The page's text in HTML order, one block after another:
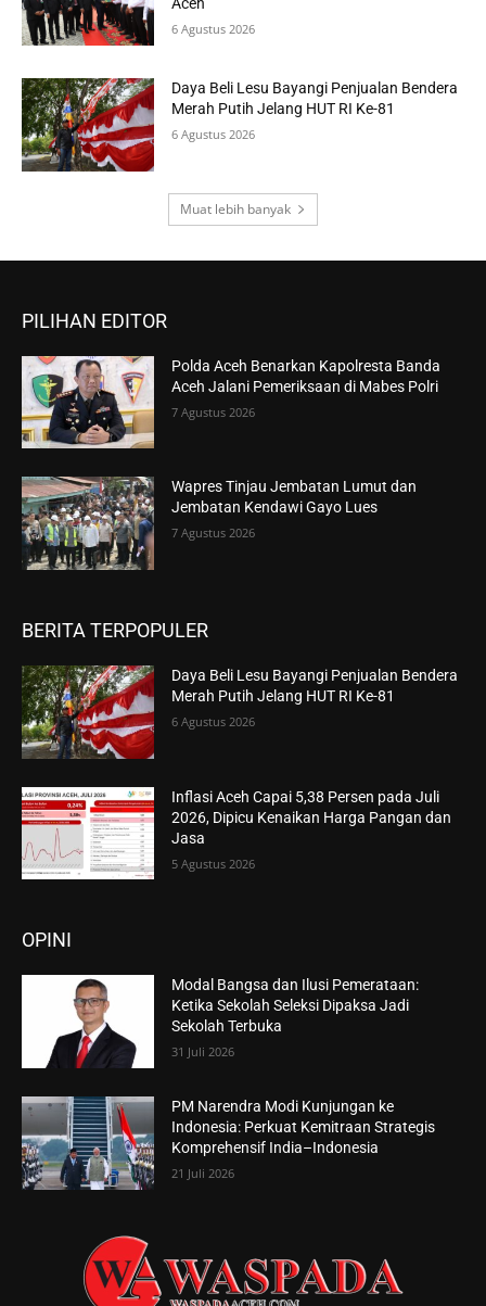
Aceh
6 Agustus 2026
Daya Beli Lesu Bayangi Penjualan Bendera
Merah Putih Jelang HUT RI Ke-81
6 Agustus 2026
Muat lebih banyak
PILIHAN EDITOR
Polda Aceh Benarkan Kapolresta Banda
Aceh Jalani Pemeriksaan di Mabes Polri
7 Agustus 2026
Wapres Tinjau Jembatan Lumut dan
Jembatan Kendawi Gayo Lues
7 Agustus 2026
BERITA TERPOPULER
Daya Beli Lesu Bayangi Penjualan Bendera
Merah Putih Jelang HUT RI Ke-81
6 Agustus 2026
Inflasi Aceh Capai 5,38 Persen pada Juli
2026, Dipicu Kenaikan Harga Pangan dan
Jasa
5 Agustus 2026
OPINI
Modal Bangsa dan Ilusi Pemerataan:
Ketika Sekolah Seleksi Dipaksa Jadi
Sekolah Terbuka
31 Juli 2026
PM Narendra Modi Kunjungan ke
Indonesia: Perkuat Kemitraan Strategis
Komprehensif India–Indonesia
21 Juli 2026